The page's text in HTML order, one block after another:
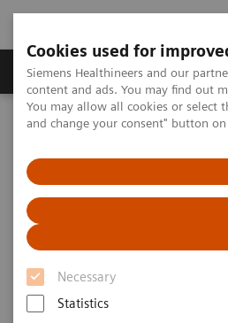
Cookies used for
Siemens Healthineers and our
content and ads. You may find out
You may allow all cookies or select
and change your consent" button
Necessary
Statistics
Ürün ve Hizmetler
Siemens Healthineers Türkiye
Tıbbi
Scientific Presentations
A powerful bond for cancer treatment:
imaging with nuclear therapeutics |
2024
A powerful bond
treatment: